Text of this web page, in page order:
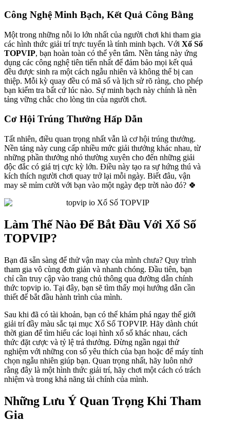
Công Nghệ Minh Bạch, Kết Quả Công Bằng
Một trong những nỗi lo lớn nhất của người chơi khi tham gia
các hình thức giải trí trực tuyến là tính minh bạch. Với Xổ Số
TOPVIP, bạn hoàn toàn có thể yên tâm. Nền tảng này ứng
dụng các công nghệ tiên tiến nhất để đảm bảo mọi kết quả
đều được sinh ra một cách ngẫu nhiên và không thể bị can
thiệp. Mỗi kỳ quay đều có mã số và lịch sử rõ ràng, cho phép
bạn kiểm tra bất cứ lúc nào. Sự minh bạch này chính là nền
tảng vững chắc cho lòng tin của người chơi.
Cơ Hội Trúng Thưởng Hấp Dẫn
Tất nhiên, điều quan trọng nhất vẫn là cơ hội trúng thưởng.
Nền tảng này cung cấp nhiều mức giải thưởng khác nhau, từ
những phần thưởng nhỏ thường xuyên cho đến những giải
độc đắc có giá trị cực kỳ lớn. Điều này tạo ra sự hứng thú và
kích thích người chơi quay trở lại mỗi ngày. Biết đâu, vận
may sẽ mỉm cười với bạn vào một ngày đẹp trời nào đó? 🍀
Làm Thế Nào Để Bắt Đầu Với Xổ Số
TOPVIP?
Bạn đã sẵn sàng để thử vận may của mình chưa? Quy trình
tham gia vô cùng đơn giản và nhanh chóng. Đầu tiên, bạn
chỉ cần truy cập vào trang chủ thông qua đường dẫn chính
thức topvip io. Tại đây, bạn sẽ tìm thấy mọi hướng dẫn cần
thiết để bắt đầu hành trình của mình.
Sau khi đã có tài khoản, bạn có thể khám phá ngay thế giới
giải trí đầy màu sắc tại mục Xổ Số TOPVIP. Hãy dành chút
thời gian để tìm hiểu các loại hình xổ số khác nhau, cách
thức đặt cược và tỷ lệ trả thưởng. Đừng ngần ngại thử
nghiệm với những con số yêu thích của bạn hoặc để máy tính
chọn ngẫu nhiên giúp bạn. Quan trọng nhất, hãy luôn nhớ
rằng đây là một hình thức giải trí, hãy chơi một cách có trách
nhiệm và trong khả năng tài chính của mình.
Những Lưu Ý Quan Trọng Khi Tham
Gia